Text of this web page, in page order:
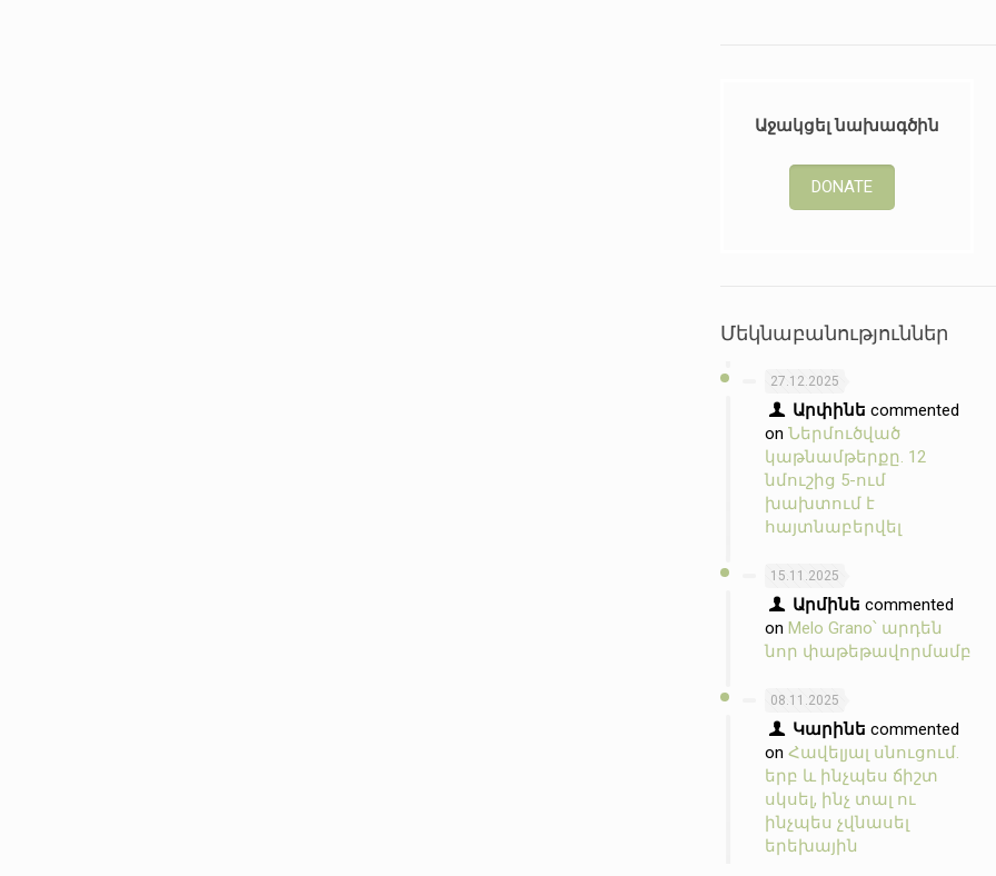
Աջակցել նախագծին
DONATE
Մեկնաբանություններ
27.12.2025
Արփինե commented
onՆերմուծված
կաթնամթերքը. 12
նմուշից 5-ում
խախտում է
հայտնաբերվել
15.11.2025
Արմինե commented
onMelo Grano՝ արդեն
նոր փաթեթավորմամբ
08.11.2025
Կարինե commented
onՀավելյալ սնուցում.
երբ և ինչպես ճիշտ
սկսել, ինչ տալ ու
ինչպես չվնասել
երեխային